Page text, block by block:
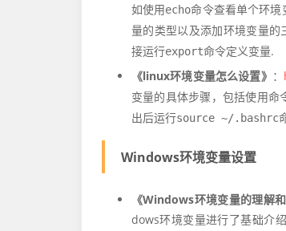
如使用echo命令查看单个环境
量的类型以及添加环境变量的
接运行export命令定义变量.
《linux环境变量怎么设置》 ：
变量的具体步骤，包括使用命
出后运行source ~/.bashrc
Windows环境变量设置
《Windows环境变量的理解和
dows环境变量进行了基础介